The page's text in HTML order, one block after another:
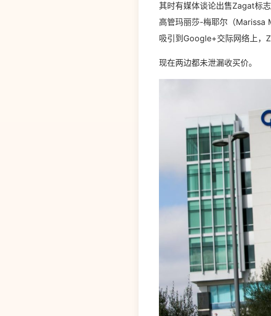
其时有媒体谈论出售Zagat标
高管玛丽莎-梅耶尔（Marissa
吸引到Google+交际网络上，
现在两边都未泄漏收买价。